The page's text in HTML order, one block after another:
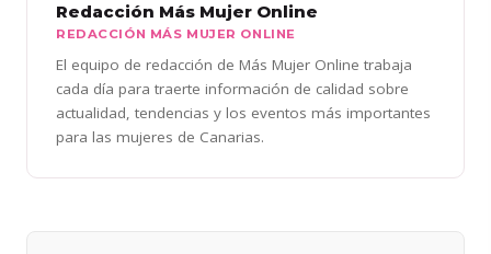
Redacción Más Mujer Online
REDACCIÓN MÁS MUJER ONLINE
El equipo de redacción de Más Mujer Online trabaja
cada día para traerte información de calidad sobre
actualidad, tendencias y los eventos más importantes
para las mujeres de Canarias.